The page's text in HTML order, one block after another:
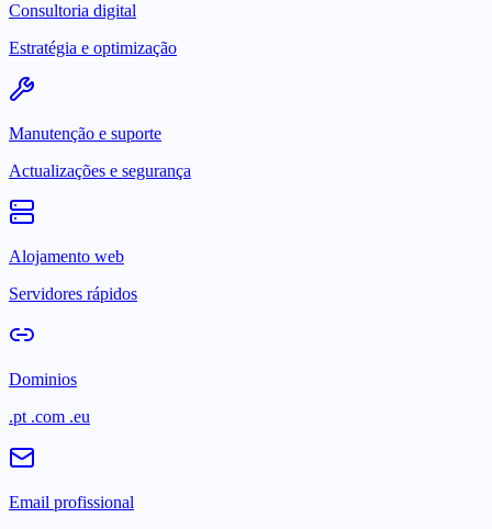
Consultoria digital
Estratégia e optimização
Manutenção e suporte
Actualizações e segurança
Alojamento web
Servidores rápidos
Dominios
.pt .com .eu
Email profissional